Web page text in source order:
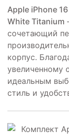
Apple iPhone
White Titanium
сочетающий
корпус.
увеличенному
идеальным
стиль и